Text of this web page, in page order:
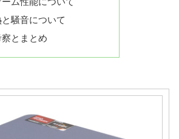
と騒音について
察とまとめ